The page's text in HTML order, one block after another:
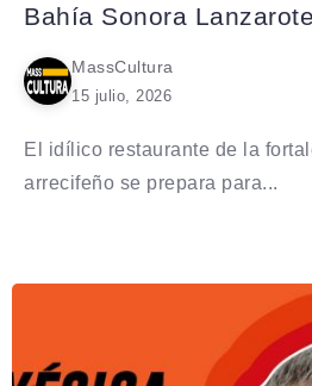
Bahía Sonora Lanzarote
MassCultura
15 julio, 2026
El idílico restaurante de la
arrecifeño se prepara para...